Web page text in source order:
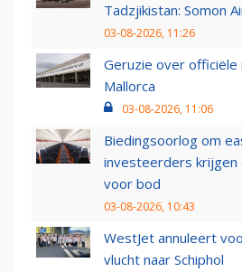
Tadzjikistan: Somon
03-08-2026, 11:26
Geruzie over officiële
Mallorca
03-08-2026, 11:06
Biedingsoorlog om
investeerders krijgen
voor bod
03-08-2026, 10:43
WestJet annuleert
vlucht naar Schiphol